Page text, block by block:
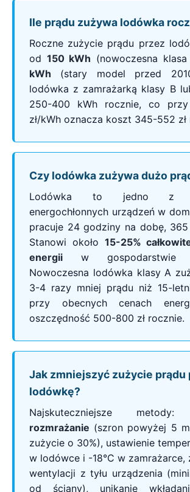
Ile prądu zużywa lodówka
Roczne zużycie prądu przez
od 150 kWh (nowoczesna
kWh (stary model przed
lodówka z zamrażarką klasy B
250-400 kWh rocznie, co
zł/kWh oznacza koszt 345-552 zł
Czy lodówka zużywa dużo
Lodówka to jedno z
energochłonnych urządzeń w
pracuje 24 godziny na dobę,
Stanowi około 15-25%
energii w gospodarstwie
Nowoczesna lodówka klasy A
3-4 razy mniej prądu niż 15-
przy obecnych cenach
oszczędność 500-800 zł rocznie.
Jak zmniejszyć zużycie prądu
lodówkę?
Najskuteczniejsze
rozmrażanie (szron powyżej 5
zużycie o 30%), ustawienie
w lodówce i -18°C w zamrażarce,
wentylacji z tyłu urządzenia
od ściany), unikanie